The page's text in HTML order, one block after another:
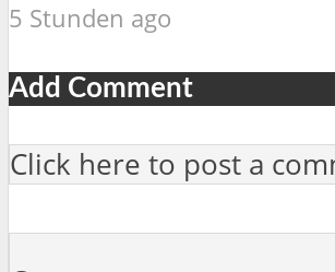
5 Stunden ago
Add Comment
Click here to post a